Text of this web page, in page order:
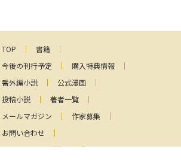
TOP
書籍
今後の刊行予定
購入特典情報
番外編小説
公式漫画
投稿小説
著者一覧
メールマガジン
作家募集
お問い合わせ
ファンレターの送り先